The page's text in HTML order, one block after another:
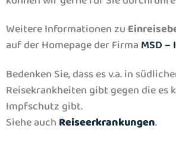
Weitere Informationen zu
auf der Homepage der Firma MSD
Bedenken Sie, dass es v.a. in
Reisekrankheiten gibt gegen die es
Impfschutz gibt.
Siehe auch Reiseerkrankungen.